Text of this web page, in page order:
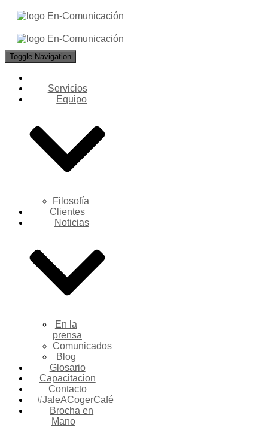
Toggle Navigation
Servicios
Equipo
Filosofía
Clientes
Noticias
En la
prensa
Comunicados
Blog
Glosario
Capacitacion
Contacto
#JaleACogerCafé
Brocha en
Mano